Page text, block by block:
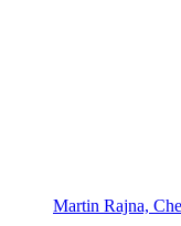
Martin Rajna,